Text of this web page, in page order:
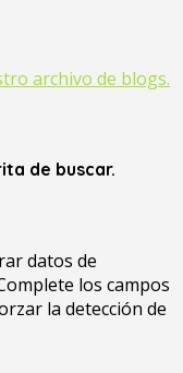
archivo de blogs.
de buscar.
datos de
los campos
la detección de